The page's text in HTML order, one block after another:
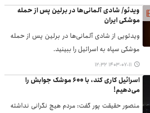
ویدئو/ شادی آلمانی‌ها در برلین پس از حمله
موشکی ایران
ویدئویی از شادی آلمانی‌ها در برلین پس از حمله
موشکی سپاه به اسرائیل را ببینید.
۱۴۰۳-۰۷-۱۱ ۱۲:۳۲
اسرائیل کاری کند، با ۶۰۰ موشک جوابش را
می‌دهیم!
منصور حقیقت پور گفت: مردم هیچ نگرانی نداشته